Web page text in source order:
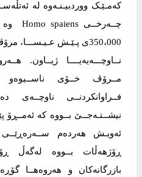
کەمـێـک ووردبیـنـەوە لە
350،000ی پـێـش عـیـســـا،
نــاوچـــەیەیــــا ژیــاون.
مــرۆڤ خــۆی ناســیوەو
فــراوانکردنــی ناوچــەی
نیشــتـەجــێ بــووە کە ئەمــڕۆ
ئەویـش هەردەم
ڕۆژهەڵات بــووە لەگەڵ
بازرگانەکان و هەروەهــا